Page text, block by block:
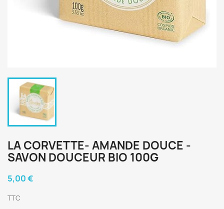
LA CORVETTE- AMANDE DOUCE -
SAVON DOUCEUR BIO 100G
5,00 €
TTC